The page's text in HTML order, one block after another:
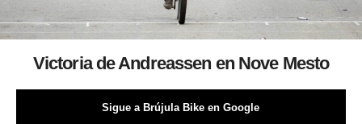
Victoria de Andreassen en Nove Mesto
Sigue a Brújula Bike en Google